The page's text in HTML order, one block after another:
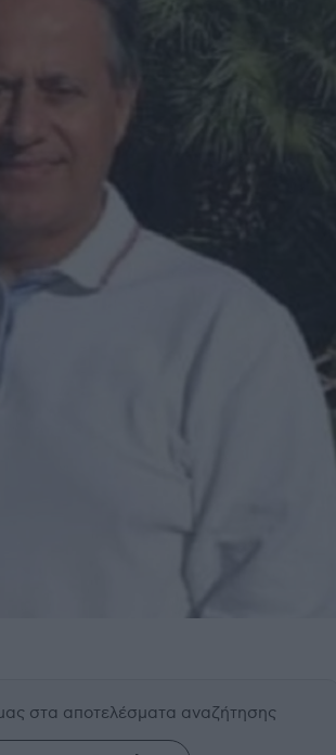
στα αποτελέσματα αναζήτησης